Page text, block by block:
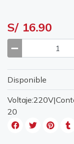
S/ 16.90
Disponible
20